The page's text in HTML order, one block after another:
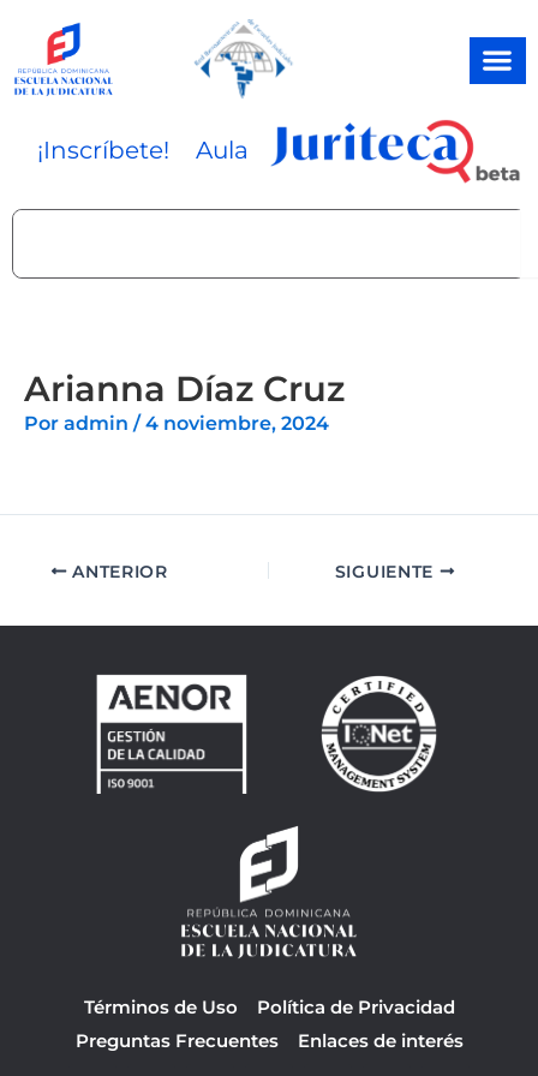
contenido
¡Inscríbete! Aula
Search
Arianna Díaz Cruz
Por admin / 4 noviembre, 2024
ANTERIOR SIGUIENTE
Términos de Uso
Política de Privacidad
Preguntas Frecuentes
Enlaces de interés